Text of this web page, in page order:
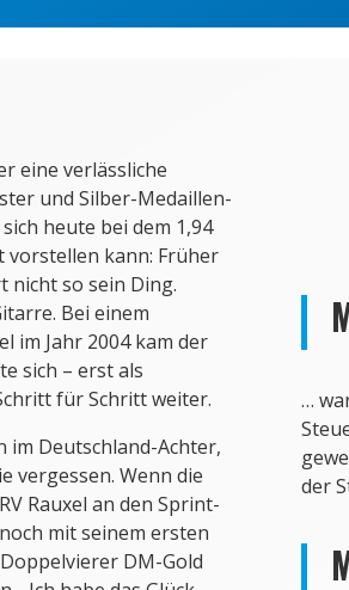
eine verlässliche
und Silber-Medaillen-
heute bei dem 1,94
kann: Früher
nicht so sein Ding.
Bei einem
im Jahr 2004 kam der
sich – erst als
für Schritt weiter.
im Deutschland-Achter,
vergessen. Wenn die
Rauxel an den Sprint-
mit seinem ersten
DM-Gold
…
der